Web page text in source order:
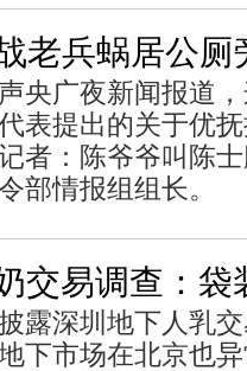
老兵蜗居公
央广夜新闻报道
提出的关于优抚
者：陈爷爷叫陈
部情报组组长。
交易调查：袋
露深圳地下人乳
下市场在北京也